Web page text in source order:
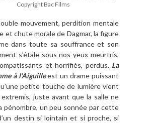
Copyright Bac Films
mouvement, perdition mentale
et chute morale de Dagmar, la figure
dans toute sa souffrance et son
s’étale sous nos yeux meurtris,
et horrifiés, perdus. La
à l’Aiguilleest un drame puissant
petite touche de lumière vient
juste avant que la salle ne
pénombre, un peu sonnée par cette
destin si lointain et si proche, si